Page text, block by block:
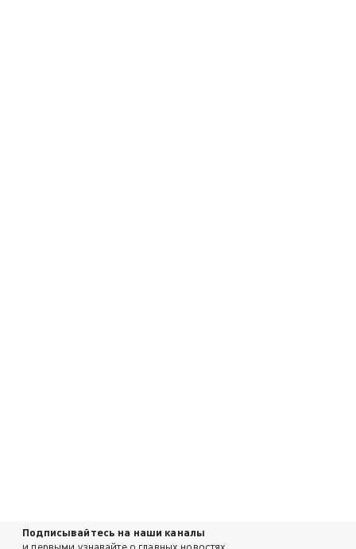
Подписывайтесь на наши каналы